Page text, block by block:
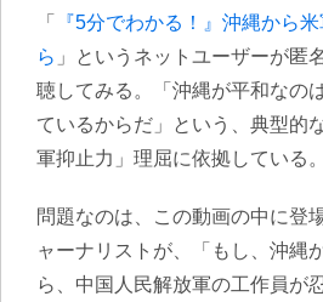
「
『5分でわかる！』沖縄から
ら 」というネットユーザーが匿
聴してみる。「沖縄が平和なの
ているからだ」という、典型的
軍抑止力」理屈に依拠している。
問題なのは、この動画の中に登
ャーナリストが、「もし、沖縄
ら、中国人民解放軍の工作員が